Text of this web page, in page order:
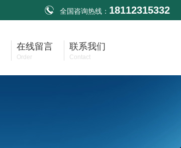
全国咨询热线： 18112315332
在线留言
Order
联系我们
Contact